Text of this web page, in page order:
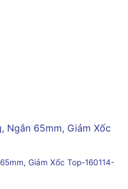
Giảm Xốc Top-160114-